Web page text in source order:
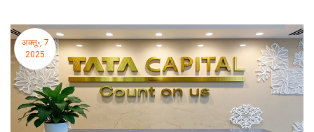
अक्तू॰, 7
2025